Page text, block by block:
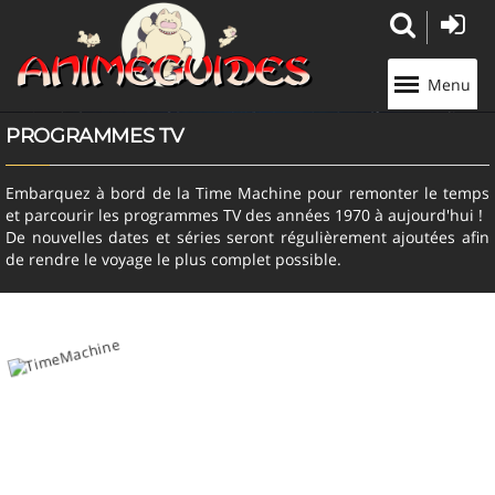
Menu
PROGRAMMES TV
Embarquez à bord de la Time Machine pour remonter le temps
et parcourir les programmes TV des années 1970 à aujourd'hui !
De nouvelles dates et séries seront régulièrement ajoutées afin
de rendre le voyage le plus complet possible.
Panneau de gestion des cookies